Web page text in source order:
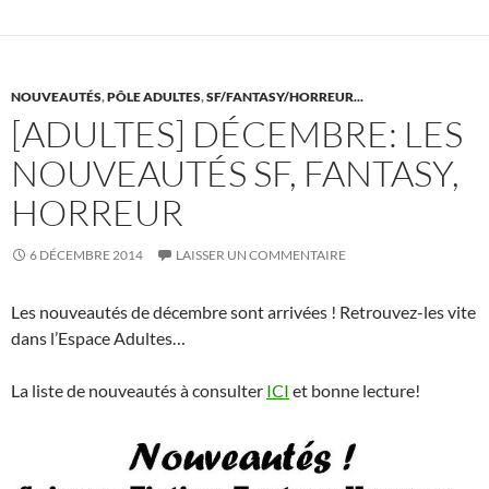
k
NOUVEAUTÉS,PÔLE ADULTES,SF/FANTASY/HORREUR...
[ADULTES] DÉCEMBRE: LES
NOUVEAUTÉS SF, FANTASY,
HORREUR
6 DÉCEMBRE 2014 LAISSER UN COMMENTAIRE
Les nouveautés de décembre sont arrivées ! Retrouvez-les vite
dans l’Espace Adultes…
La liste de nouveautés à consulter ICI et bonne lecture!